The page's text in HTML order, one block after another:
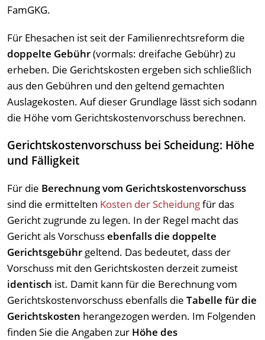
FamGKG.
Für Ehesachen ist seit der Familienrechtsreform die
doppelte Gebühr(vormals: dreifache Gebühr) zu
erheben. Die Gerichtskosten ergeben sich schließlich
aus den Gebühren und den geltend gemachten
Auslagekosten. Auf dieser Grundlage lässt sich sodann
die Höhe vom Gerichtskostenvorschuss berechnen.
Gerichtskostenvorschuss bei Scheidung: Höhe
und Fälligkeit
Für die Berechnung vom Gerichtskostenvorschuss
sind die ermittelten Kosten der Scheidungfür das
Gericht zugrunde zu legen. In der Regel macht das
Gericht als Vorschussebenfalls die doppelte
Gerichtsgebühr geltend. Das bedeutet, dass der
Vorschuss mit den Gerichtskosten derzeit zumeist
identisch ist. Damit kann für die Berechnung vom
Gerichtskostenvorschuss ebenfalls die Tabelle für die
Gerichtskosten herangezogen werden. Im Folgenden
finden Sie die Angaben zur Höhe des